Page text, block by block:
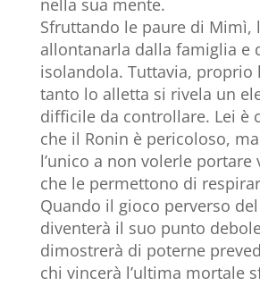
Sfruttando le paure di Mimì,
allontanarla dalla famiglia e
isolandola. Tuttavia, proprio
tanto lo alletta si rivela un
difficile da controllare. Lei è
che il Ronin è pericoloso,
l’unico a non volerle portare
che le permettono di
Quando il gioco perverso
diventerà il suo punto
dimostrerà di poterne
chi vincerà l’ultima mortale